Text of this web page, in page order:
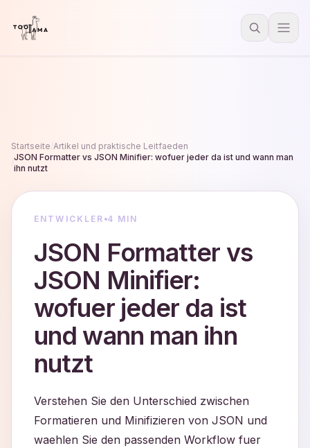
Startseite Artikel und praktische Leitfaeden
JSON Formatter vs JSON Minifier: wofuer jeder da ist und wann man
ihn nutzt
ENTWICKLER 4 MIN
JSON Formatter vs
JSON Minifier:
wofuer jeder da ist
und wann man ihn
nutzt
Verstehen Sie den Unterschied zwischen
Formatieren und Minifizieren von JSON und
waehlen Sie den passenden Workflow fuer